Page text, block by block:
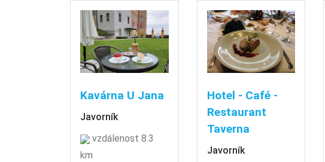
Kavárna U Jana
Javorník
vzdálenost 8.3
km
Hotel - Café -
Restaurant
Taverna
Javorník